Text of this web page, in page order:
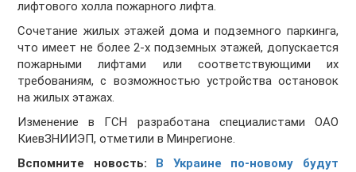
лифтового холла пожарного лифта.
Сочетание жилых этажей дома и подземного паркинга,
что имеет не более 2-х подземных этажей, допускается
пожарными лифтами или соответствующими их
требованиям, с возможностью устройства остановок
на жилых этажах.
Изменение в ГСН разработана специалистами ОАО
КиевЗНИИЭП, отметили в Минрегионе.
Вспомните новость: В Украине по-новому будут